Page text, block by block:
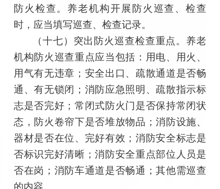
防火检查。养老机构开展防火巡查、检查
时，应当填写巡查、检查记录。
（十七）突出防火巡查检查重点。养老
机构防火巡查重点应当包括：用电、用火、
用气有无违章；安全出口、疏散通道是否畅
通、有无锁闭；消防应急照明、疏散指示标
志是否完好；常闭式防火门是否保持常闭状
态，防火卷帘下是否堆放物品；消防设施、
器材是否在位、完好有效；消防安全标志是
否标识完好清晰；消防安全重点部位人员是
否在岗；消防车通道是否畅通；其他需巡查
的内容。